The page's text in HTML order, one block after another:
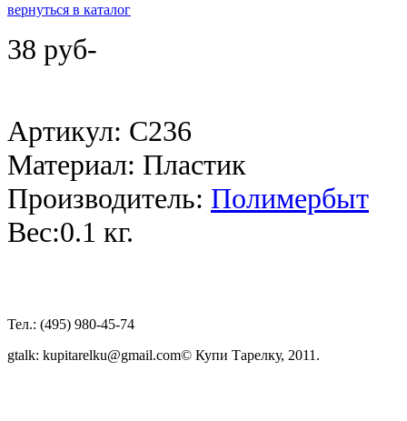
вернуться в каталог
38 руб-
Артикул: C236
Материал: Пластик
Производитель: Полимербыт
Веc:0.1 кг.
Тел.: (495) 980-45-74
gtalk: kupitarelku@gmail.com© Купи Тарелку, 2011.